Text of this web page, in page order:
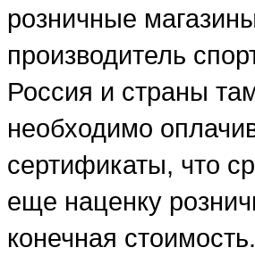
розничные
производитель
Россия и страны
необходимо
сертификаты, что
еще наценку
конечная